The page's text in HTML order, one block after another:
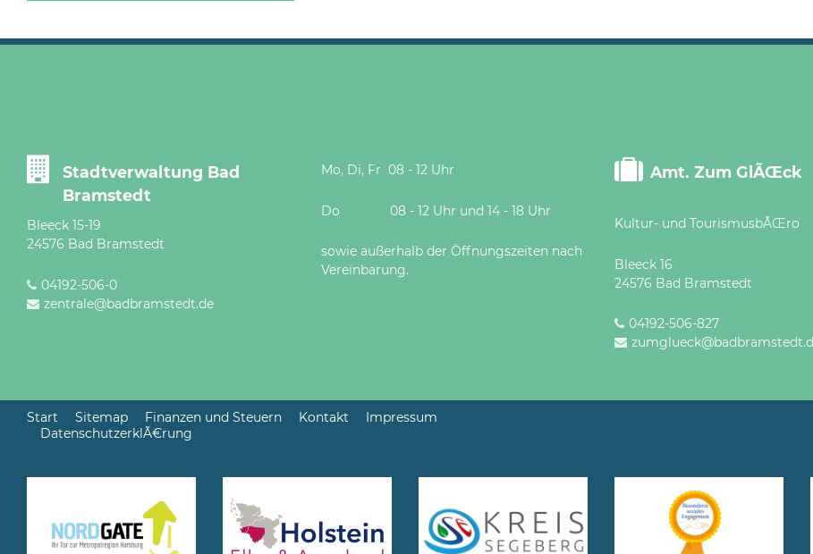
Stadtverwaltung Bad
Bramstedt
Bleeck 15-19
24576 Bad Bramstedt
04192-506-0
zentrale@badbramstedt.de
Mo, Di, Fr 08 - 12 Uhr
Do 08 - 12 Uhr und 14 - 18 Uhr
sowie außerhalb der Öffnungszeiten nach
Vereinbarung.
Amt. Zum GlÃŒck
Kultur- und TourismusbÃŒro
Bleeck 16
24576 Bad Bramstedt
04192-506-827
Start Sitemap Finanzen und Steuern Kontakt
Impressum
DatenschutzerklÃ€rung